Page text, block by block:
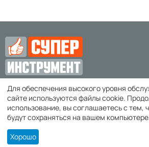
zakaz@super-instrument.ru
г. Симферополь,
Для обеспечения высокого уровня
сайте используются файлы cookie.
использование, вы соглашаетесь с тем,
будут сохраняться на вашем
Хорошо